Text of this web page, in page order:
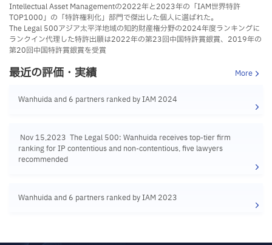
Intellectual Asset Managementの2022年と2023年の「IAM世界特許
TOP1000」の「特許権利化」部門で傑出した個人に選ばれた。
The Legal 500アジア太平洋地域の知的財産権分野の2024年度ランキングに
ランクイン代理した特許出願は2022年の第23回中国特許賞銀賞、2019年の
第20回中国特許賞銀賞を受賞
最近の評価・実績 More
Wanhuida and 6 partners ranked by IAM 2024
Nov 15,2023 The Legal 500: Wanhuida receives top-tier firm
ranking for IP contentious and non-contentious, five lawyers
recommended
Wanhuida and 6 partners ranked by IAM 2023